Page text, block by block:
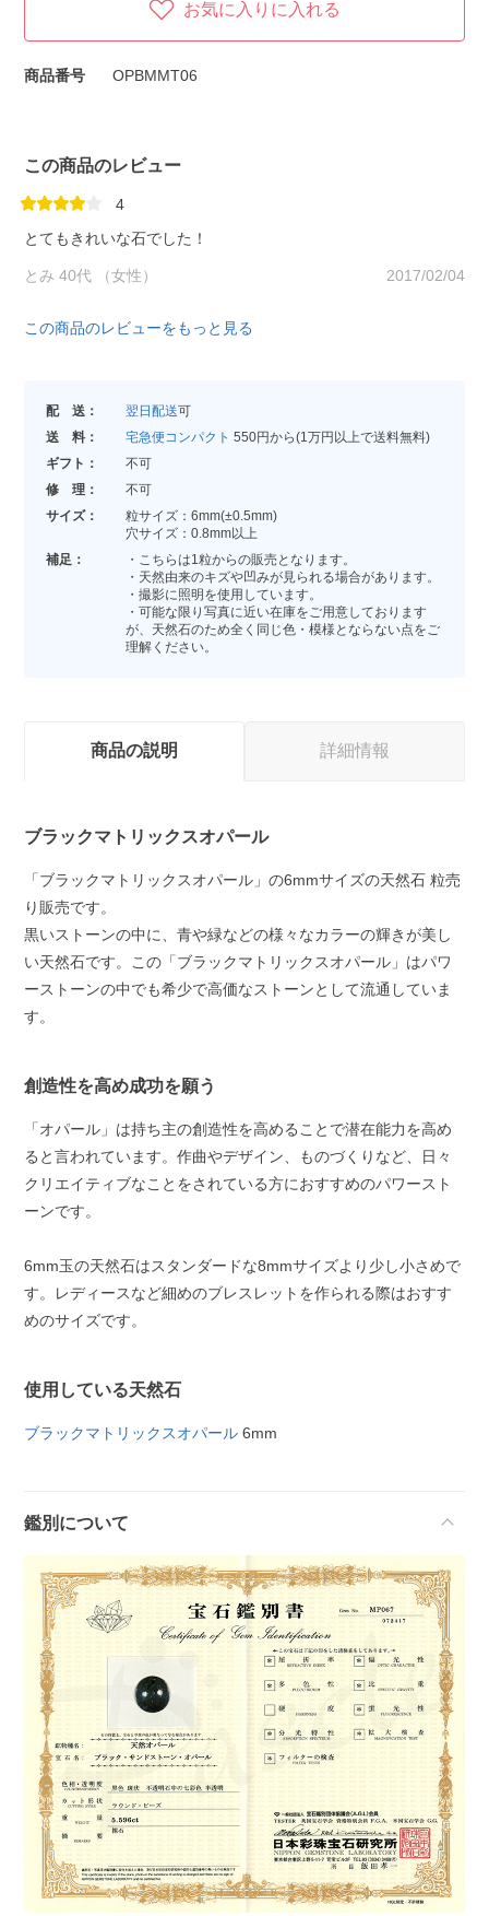
お気に入りに入れる
商品番号 OPBMMT06
この商品のレビュー
4
とてもきれいな石でした！
とみ 40代 （女性） 2017/02/04
この商品のレビューをもっと見る
配 送： 翌日配送可
送 料：
宅急便コンパクト 550円から(1万円以上で送料無料)
ギフト：
不可
修 理：
不可
サイズ：
粒サイズ：6mm(±0.5mm)
穴サイズ：0.8mm以上
補足：
・こちらは1粒からの販売となります。
・天然由来のキズや凹みが見られる場合があります。
・撮影に照明を使用しています。
・可能な限り写真に近い在庫をご用意しております
が、天然石のため全く同じ色・模様とならない点をご
理解ください。
商品の説明 詳細情報
ブラックマトリックスオパール
「ブラックマトリックスオパール」の6mmサイズの天然石 粒売
り販売です。
黒いストーンの中に、青や緑などの様々なカラーの輝きが美し
い天然石です。この「ブラックマトリックスオパール」はパワ
ーストーンの中でも希少で高価なストーンとして流通していま
す。
創造性を高め成功を願う
「オパール」は持ち主の創造性を高めることで潜在能力を高め
ると言われています。作曲やデザイン、ものづくりなど、日々
クリエイティブなことをされている方におすすめのパワースト
ーンです。
6mm玉の天然石はスタンダードな8mmサイズより少し小さめで
す。レディースなど細めのブレスレットを作られる際はおすす
めのサイズです。
使用している天然石
ブラックマトリックスオパール 6mm
鑑別について